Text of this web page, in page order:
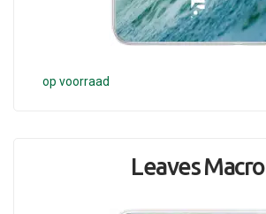
op voorraad
Leaves Macro